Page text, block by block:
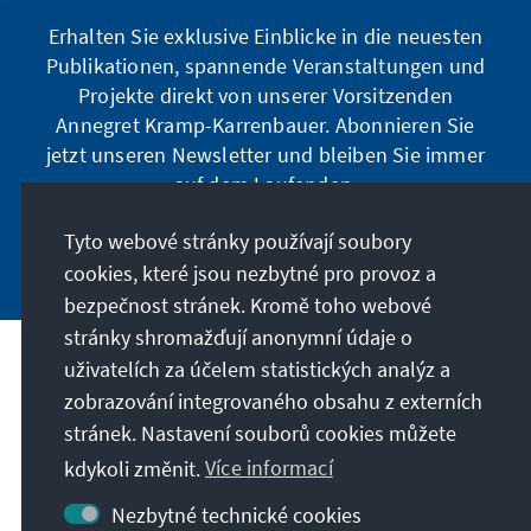
Erhalten Sie exklusive Einblicke in die neuesten
Publikationen, spannende Veranstaltungen und
Projekte direkt von unserer Vorsitzenden
Annegret Kramp-Karrenbauer. Abonnieren Sie
jetzt unseren Newsletter und bleiben Sie immer
auf dem Laufenden.
Jetzt abonnieren
Naše poslání
Kontakt
Další nabídky Stiftungu
Tyto webové stránky používají soubory
cookies, které jsou nezbytné pro provoz a
bezpečnost stránek. Kromě toho webové
stránky shromažďují anonymní údaje o
uživatelích za účelem statistických analýz a
zobrazování integrovaného obsahu z externích
stránek. Nastavení souborů cookies můžete
kdykoli změnit.Více informací
Nezbytné technické cookies